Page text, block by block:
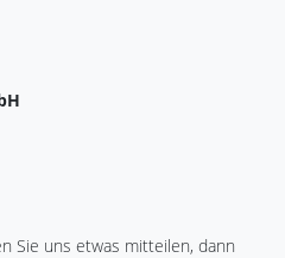
Sie uns etwas mitteilen, dann